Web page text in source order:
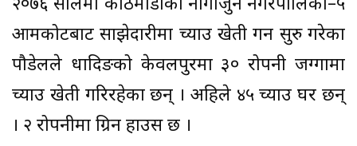
२०७६ सालमा काठमाडौँको नागार्जुन नगरपालिका–५
आमकोटबाट साझेदारीमा च्याउ खेती गर्न सुरु गरेका
पौडेलले धादिङको केवलपुरमा ३० रोपनी जग्गामा
च्याउ खेती गरिरहेका छन् । अहिले ४५ च्याउ घर छन्
। २ रोपनीमा ग्रिन हाउस छ ।